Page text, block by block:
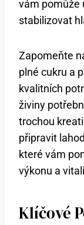
vám pomůže
stabilizovat
Zapomeňte
plné cukru a
kvalitních
živiny
trochou
připravit
které vám
výkonu a
Klíčové